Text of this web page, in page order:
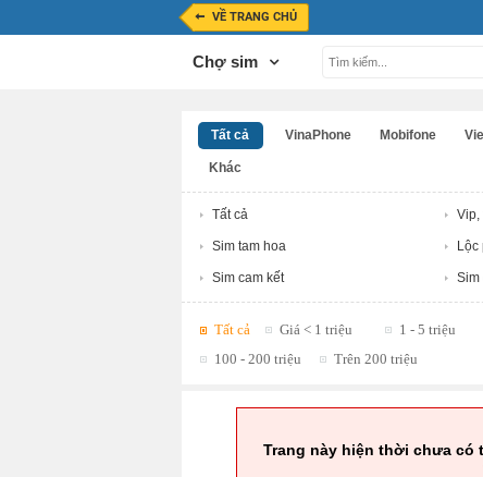
VỀ TRANG CHỦ
Chợ sim
Tất cả VinaPhone Mobifone
Khác
Tất cả Vip,
Sim tam hoa Lộc
Sim cam kết Sim
Tất cả Giá < 1 triệu 1 - 5 triệu
100 - 200 triệu
Trên 200 triệu
Trang này hiện thời chưa có